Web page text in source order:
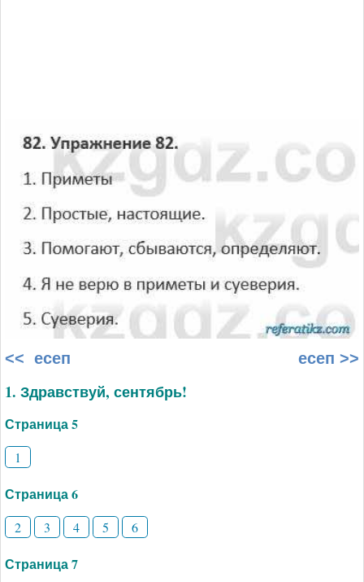
<< есеп есеп >>
1. Здравствуй, сентябрь!
Страница 5
1
Страница 6
2 3 4 5 6
Страница 7